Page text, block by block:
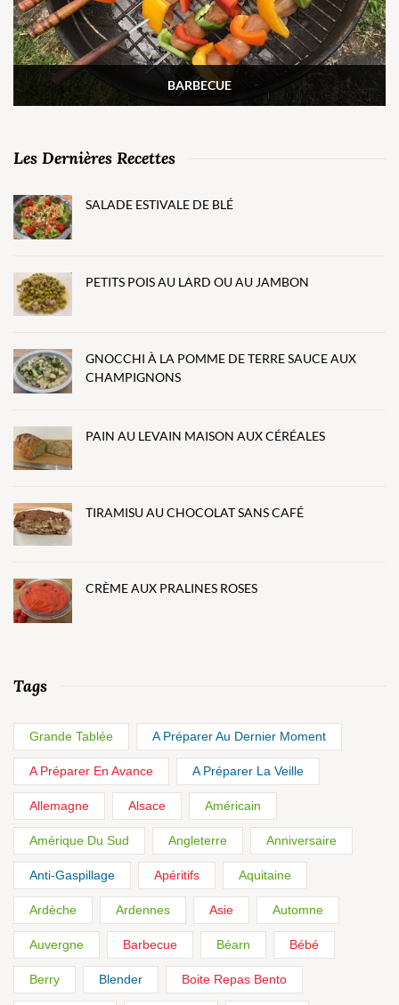
BARBECUE
Les Dernières Recettes
SALADE ESTIVALE DE BLÉ
PETITS POIS AU LARD OU AU JAMBON
GNOCCHI À LA POMME DE TERRE SAUCE AUX
CHAMPIGNONS
PAIN AU LEVAIN MAISON AUX CÉRÉALES
TIRAMISU AU CHOCOLAT SANS CAFÉ
CRÈME AUX PRALINES ROSES
Tags
Grande Tablée A Préparer Au Dernier Moment
A Préparer En Avance A Préparer La Veille
Allemagne Alsace Américain
Amérique Du Sud Angleterre Anniversaire
Anti-Gaspillage Apéritifs Aquitaine
Ardèche Ardennes Asie Automne
Auvergne Barbecue Béarn Bébé
Berry Blender Boite Repas Bento